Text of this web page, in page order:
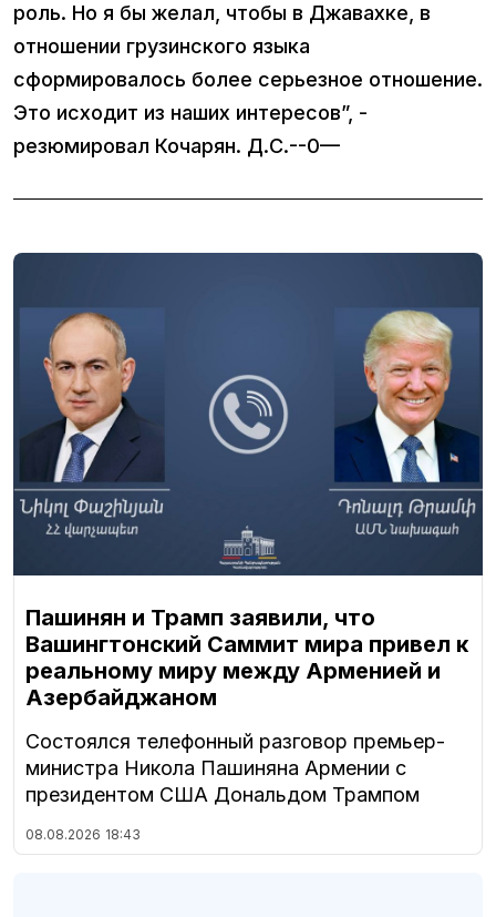
роль. Но я бы желал, чтобы в Джавахке, в
отношении грузинского языка
сформировалось более серьезное отношение.
Это исходит из наших интересов”, -
резюмировал Кочарян. Д.С.--0—
Пашинян и Трамп заявили, что
Вашингтонский Саммит мира привел к
реальному миру между Арменией и
Азербайджаном
Состоялся телефонный разговор премьер-
министра Никола Пашиняна Армении с
президентом США Дональдом Трампом
08.08.2026 18:43